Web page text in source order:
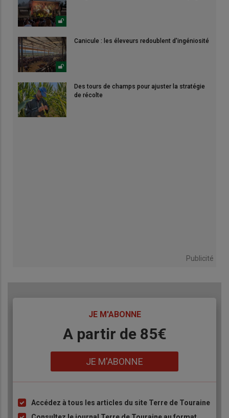
Canicule : les éleveurs redoublent d'ingéniosité
Des tours de champs pour ajuster la stratégie
de récolte
Publicité
JE M'ABONNE
A partir de 85€
JE M'ABONNE
Liste
à
Accédez à tous les articles du site Terre de Touraine